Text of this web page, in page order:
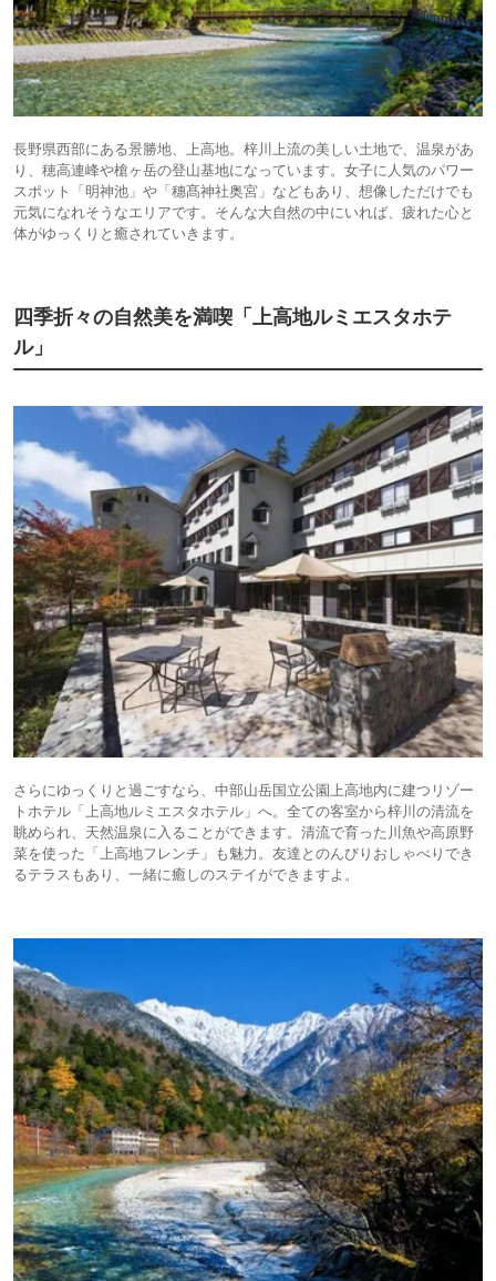
長野県西部にある景勝地、上高地。梓川上流の美しい土地で、温泉があ
り、穂高連峰や槍ヶ岳の登山基地になっています。女子に人気のパワー
スポット「明神池」や「穗髙神社奥宮」などもあり、想像しただけでも
元気になれそうなエリアです。そんな大自然の中にいれば、疲れた心と
体がゆっくりと癒されていきます。
四季折々の自然美を満喫「上高地ルミエスタホテ
ル」
さらにゆっくりと過ごすなら、中部山岳国立公園上高地内に建つリゾー
トホテル「上高地ルミエスタホテル」へ。全ての客室から梓川の清流を
眺められ、天然温泉に入ることができます。清流で育った川魚や高原野
菜を使った「上高地フレンチ」も魅力。友達とのんびりおしゃべりでき
るテラスもあり、一緒に癒しのステイができますよ。